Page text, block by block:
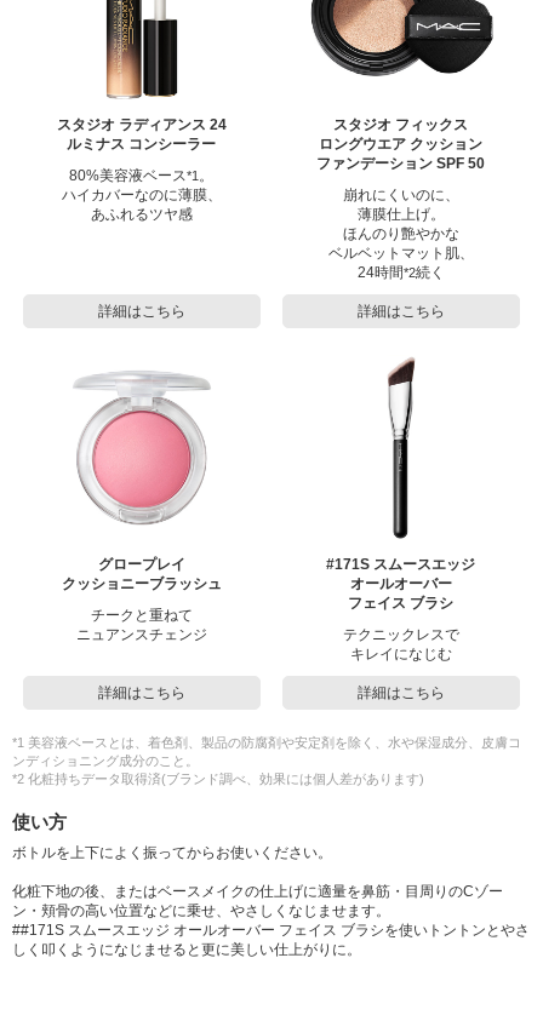
スタジオ ラディアンス 24
ルミナス コンシーラー
80%美容液ベース*1 。
ハイカバーなのに薄膜、
あふれるツヤ感
詳細はこちら
スタジオ フィックス
ロングウエア クッション
ファンデーション SPF 50
崩れにくいのに、
薄膜仕上げ。
ほんのり艶やかな
ベルベットマット肌、
24時間*2続く
詳細はこちら
グロープレイ
クッショニーブラッシュ
チークと重ねて
ニュアンスチェンジ
詳細はこちら
#171S スムースエッジ
オールオーバー
フェイス ブラシ
テクニックレスで
キレイになじむ
詳細はこちら
*1 美容液ベースとは、着色剤、製品の防腐剤や安定剤を除く、水や保湿成分、皮膚コ
ンディショニング成分のこと。
*2 化粧持ちデータ取得済(ブランド調べ、効果には個人差があります)
使い方
ボトルを上下によく振ってからお使いください。
化粧下地の後、またはベースメイクの仕上げに適量を鼻筋・目周りのCゾー
ン・頬骨の高い位置などに乗せ、やさしくなじませます。
##171S スムースエッジ オールオーバー フェイス ブラシを使いトントンとやさ
しく叩くようになじませると更に美しい仕上がりに。